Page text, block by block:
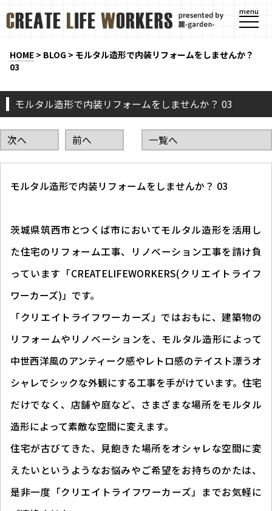
menu
HOME > BLOG > モルタル造形で内装リフォームをしませんか？
03
モルタル造形で内装リフォームをしませんか？ 03
次へ 前へ 一覧へ
モルタル造形で内装リフォームをしませんか？ 03
茨城県筑西市とつくば市においてモルタル造形を活用し
た住宅のリフォーム工事、リノベーション工事を請け負
っています「CREATELIFEWORKERS(クリエイトライフ
ワーカーズ)」です。
「クリエイトライフワーカーズ」ではおもに、建築物の
リフォームやリノベーションを、モルタル造形によって
中世西洋風のアンティーク感やレトロ感のテイスト漂うオ
シャレでシックな外観にする工事を手がけています。住宅
だけでなく、店舗や庭など、さまざまな場所をモルタル
造形によって素敵な空間に変えます。
住宅が古びてきた、見飽きた場所をオシャレな空間に変
えたいというようなお悩みやご希望をお持ちのかたは、
是非一度「クリエイトライフワーカーズ」までお気軽に